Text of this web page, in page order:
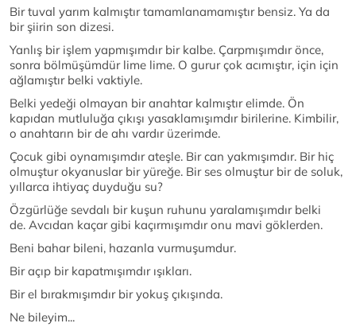
Bir tuval yarım kalmıştır tamamlanamamıştır bensiz. Ya da
bir şiirin son dizesi.
Yanlış bir işlem yapmışımdır bir kalbe. Çarpmışımdır önce,
sonra bölmüşümdür lime lime. O gurur çok acımıştır, için için
ağlamıştır belki vaktiyle.
Belki yedeği olmayan bir anahtar kalmıştır elimde. Ön
kapıdan mutluluğa çıkışı yasaklamışımdır birilerine. Kimbilir,
o anahtarın bir de ahı vardır üzerimde.
Çocuk gibi oynamışımdır ateşle. Bir can yakmışımdır. Bir hiç
olmuştur okyanuslar bir yüreğe. Bir ses olmuştur bir de soluk,
yıllarca ihtiyaç duyduğu su?
Özgürlüğe sevdalı bir kuşun ruhunu yaralamışımdır belki
de. Avcıdan kaçar gibi kaçırmışımdır onu mavi göklerden.
Beni bahar bileni, hazanla vurmuşumdur.
Bir açıp bir kapatmışımdır ışıkları.
Bir el bırakmışımdır bir yokuş çıkışında.
Ne bileyim...